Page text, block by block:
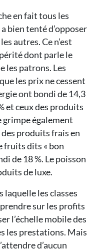
en fait tous les
bien tenté d’opposer
autres. Ce n’est
dont parle le
les patrons. Les
les prix ne cessent
ont bondi de 14,3
et ceux des produits
grimpe également
des produits frais en
fruits dits « bon
de 18 %. Le poisson
de luxe.
laquelle les classes
sur les profits
l’échelle mobile des
les prestations. Mais
d’aucun